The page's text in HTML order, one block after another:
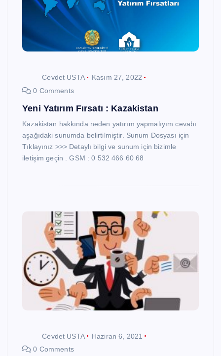
Cevdet USTA
Kasım 27, 2022
0 Comments
Yeni Yatırım Fırsatı : Kazakistan
Kazakistan hakkında neden yatırım yapmalıyım cevabı
aşağıdaki sunumda belirtilmiştir. Sunum Dosyası için
Tıklayınız >>> Detaylı bilgi ve sunum için bizimle
iletişim geçin . GSM : 0 532 466 60 68
Cevdet USTA
Haziran 6, 2021
0 Comments